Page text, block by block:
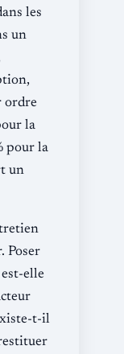
les
un
ordre
la
pour la
un
Poser
elle
t-il